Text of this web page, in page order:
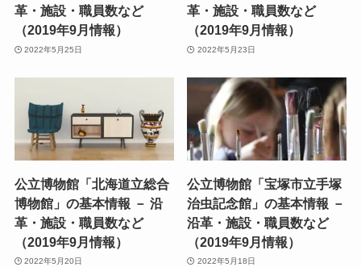
革・施設・職員数など
（2019年9月情報）
2022年5月25日
革・施設・職員数など
（2019年9月情報）
2022年5月23日
公立博物館「北海道立総合
博物館」の基本情報 － 沿
革・施設・職員数など
（2019年9月情報）
2022年5月20日
公立博物館「宝塚市立手塚
治虫記念館」の基本情報 －
沿革・施設・職員数など
（2019年9月情報）
2022年5月18日